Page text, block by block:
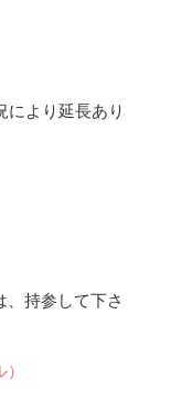
より延長あり
持参して下さ